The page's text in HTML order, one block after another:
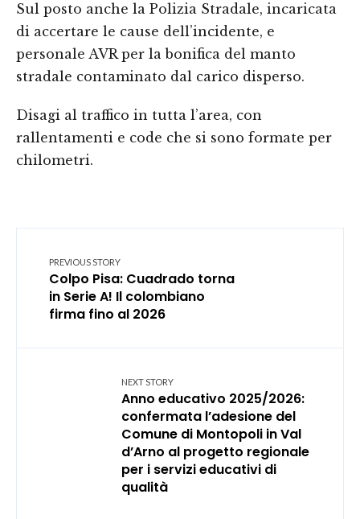
Sul posto anche la Polizia Stradale, incaricata
di accertare le cause dell’incidente, e
personale AVR per la bonifica del manto
stradale contaminato dal carico disperso.
Disagi al traffico in tutta l’area, con
rallentamenti e code che si sono formate per
chilometri.
PREVIOUS STORY
Colpo Pisa: Cuadrado torna
in Serie A! Il colombiano
firma fino al 2026
NEXT STORY
Anno educativo 2025/2026:
confermata l’adesione del
Comune di Montopoli in Val
d’Arno al progetto regionale
per i servizi educativi di
qualità